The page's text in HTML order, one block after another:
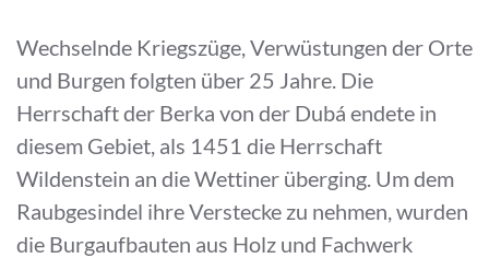
Wechselnde Kriegszüge, Verwüstungen der Orte
und Burgen folgten über 25 Jahre. Die
Herrschaft der Berka von der Dubá endete in
diesem Gebiet, als 1451 die Herrschaft
Wildenstein an die Wettiner überging. Um dem
Raubgesindel ihre Verstecke zu nehmen, wurden
die Burgaufbauten aus Holz und Fachwerk